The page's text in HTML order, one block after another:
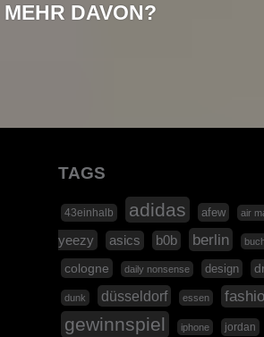
MEHR DAVON?
TAGS
43einhalb adidas afew air
yeezy
asics b0b berlin
cologne daily nonsense design
dunk düsseldorf essen
gewinnspiel iphone jordan